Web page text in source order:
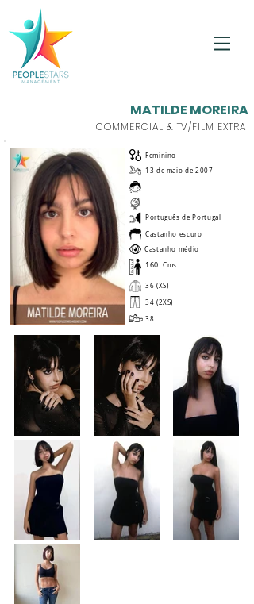
MATILDE MOREIRA
COMMERCIAL & TV/FILM EXTRA
Feminino
13 de maio de 2007
Português de Portugal
Castanho escuro
Castanho médio
160 Cms
36 (XS)
34 (2XS)
38